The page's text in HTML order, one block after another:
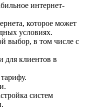
интернет-
которое может
условиях.
выбор, в том числе с
для клиентов в
систем